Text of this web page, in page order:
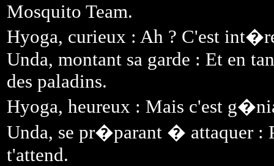
Mosquito Team.
Hyoga, curieux : Ah ? C'est
Unda, montant sa garde : Et en
des paladins.
Hyoga, heureux : Mais c'est
Unda, se pr�parant � attaquer :
t'attend.